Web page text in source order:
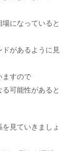
になっていると
があるように見
ますので
可能性があると
見ていきましょ